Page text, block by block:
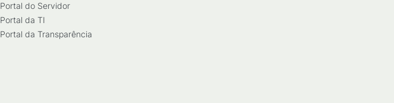
Portal do Servidor
Portal da TI
Portal da Transparência